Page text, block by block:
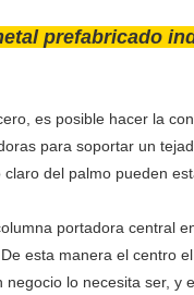
prefabricado
es posible hacer la
para soportar un
del palmo pueden
portadora central
esta manera el centro
lo necesita ser, y